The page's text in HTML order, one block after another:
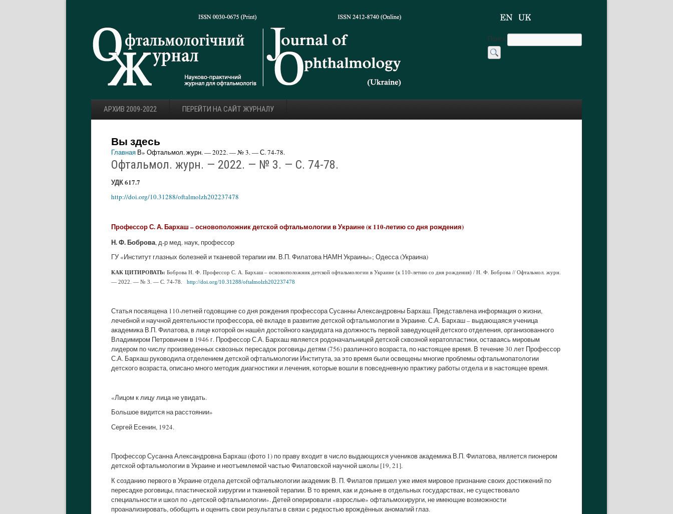
Поиск
АРХИВ 2009-2022 ПЕРЕЙТИ НА САЙТ ЖУРНАЛУ
Вы здесь
Главная В» Офтальмол. журн. — 2022. — № 3. — С. 74-78.
Офтальмол. журн. — 2022. — № 3. — С. 74-78.
УДК 617.7
http://doi.org/10.31288/oftalmolzh202237478
Профессор С. А. Бархаш – основоположник детской офтальмологии в Украине (к 110-летию со дня рождения)
Н. Ф. Боброва, д-р мед. наук, профессор
ГУ «Институт глазных болезней и тканевой терапии им. В.П. Филатова НАМН Украины»; Одесса (Украина)
КАК ЦИТИРОВАТЬ: Боброва Н. Ф. Профессор С. А. Бархаш – основоположник детской офтальмологии в Украине (к 110-летию со дня рождения) / Н. Ф. Боброва // Офтальмол. журн.
— 2022. — № 3. — С. 74-78. http://doi.org/10.31288/oftalmolzh202237478
Статья посвящена 110-летней годовщине со дня рождения профессора Сусанны Александровны Бархаш. Представлена информация о жизни,
лечебной и научной деятельности профессора, её вкладе в развитие детской офтальмологии в Украине. С.А. Бархаш – выдающаяся ученица
академика В.П. Филатова, в лице которой он нашёл достойного кандидата на должность первой заведующей детского отделения, организованного
Владимиром Петровичем в 1946 г. Профессор С.А. Бархаш является родоначальницей детской сквозной кератопластики, оставаясь мировым
лидером по числу произведенных сквозных пересадок роговицы детям (756) различного возраста, по настоящее время. В течение 30 лет Профессор
С.А. Бархаш руководила отделением детской офтальмологии Института, за это время были освещены многие проблемы офтальмопатологии
детского возраста, описано много методик диагностики и лечения, которые вошли в повседневную практику работы отдела и в настоящее время.
«Лицом к лицу лица не увидать.
Большое видится на расстоянии»
Сергей Есенин, 1924.
Профессор Сусанна Александровна Бархаш (фото 1) по праву входит в число выдающихся учеников академика В.П. Филатова, является пионером
детской офтальмологии в Украине и неотъемлемой частью Филатовской научной школы [19, 21].
К созданию первого в Украине отдела детской офтальмологии академик В. П. Филатов пришел уже имея мировое признание своих достижений по
пересадке роговицы, пластической хирургии и тканевой терапии. В то время, как и доныне в отдельных государствах, не существовало
специальности и школ по «детской офтальмологии». Детей оперировали «взрослые» офтальмохирурги, не имеющие возможности
проанализировать, обобщить и оценить свои результаты в связи с редкостью врождённых аномалий глаз.